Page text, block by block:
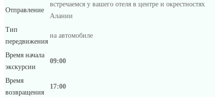
Отправление
встречаемся у вашего отеля в центре и окрестностях
Алании
Тип
передвижения
на автомобиле
Время начала
экскурсии
09:00
Время
возвращения
17:00